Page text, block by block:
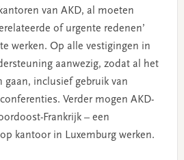
van AKD, al moeten
of urgente redenen’
werken. Op alle vestigingen in
aanwezig, zodat al het
gaan, inclusief gebruik van
Verder mogen AKD-
Frankrijk – een
kantoor in Luxemburg werken.